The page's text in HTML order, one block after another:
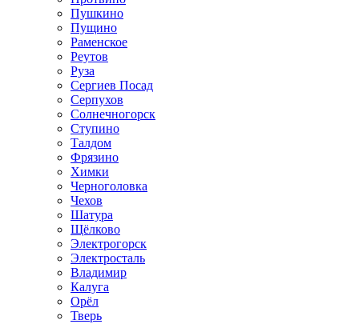
Пушкино
Пущино
Раменское
Реутов
Руза
Сергиев Посад
Серпухов
Солнечногорск
Ступино
Талдом
Фрязино
Химки
Черноголовка
Чехов
Шатура
Щёлково
Электрогорск
Электросталь
Владимир
Калуга
Орёл
Тверь